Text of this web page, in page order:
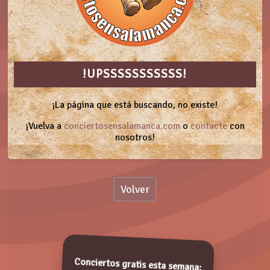
!UPSSSSSSSSSSS!
¡La página que está buscando, no existe!
¡Vuelva aconciertosensalamanca.comocontactecon
nosotros!
Volver
Conciertos gratis esta semana: